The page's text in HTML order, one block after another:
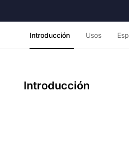
Introducción Usos
Introducción